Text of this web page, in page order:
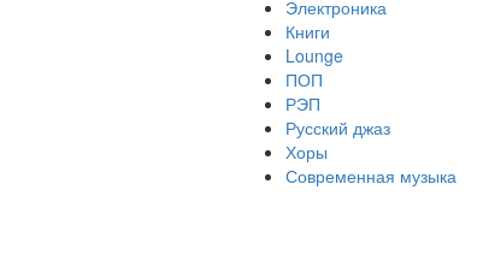
Электроника
Книги
Lounge
ПОП
РЭП
Русский джаз
Хоры
Современная музыка